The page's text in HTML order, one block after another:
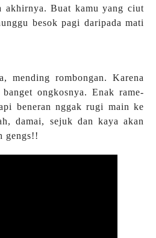
akhirnya. Buat kamu yang ciut
besok pagi daripada mati
mending rombongan. Karena
ongkosnya. Enak rame-
beneran nggak rugi main ke
damai, sejuk dan kaya akan
gengs!!